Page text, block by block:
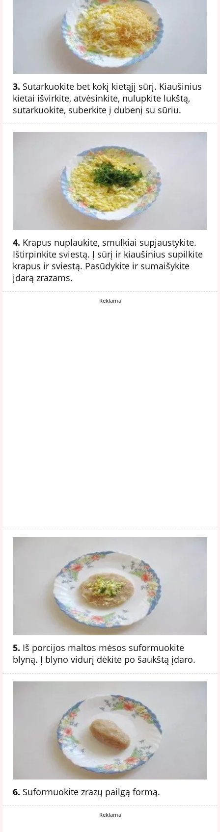
3. Sutarkuokite bet kokį kietąjį sūrį. Kiaušinius
kietai išvirkite, atvėsinkite, nulupkite lukštą,
sutarkuokite, suberkite į dubenį su sūriu.
4. Krapus nuplaukite, smulkiai supjaustykite.
Ištirpinkite sviestą. Į sūrį ir kiaušinius supilkite
krapus ir sviestą. Pasūdykite ir sumaišykite
įdarą zrazams.
Reklama
5. Iš porcijos maltos mėsos suformuokite
blyną. Į blyno vidurį dėkite po šaukštą įdaro.
6. Suformuokite zrazų pailgą formą.
Reklama